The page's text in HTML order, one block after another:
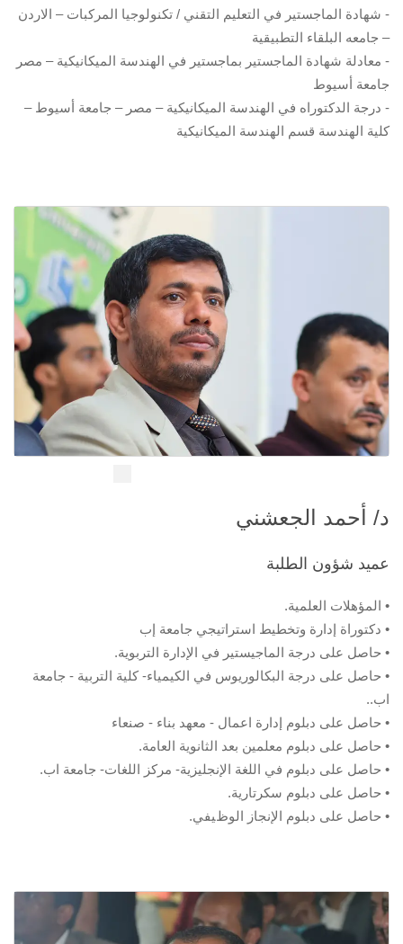
- شهادة الماجستير في التعليم التقني / تكنولوجيا المركبات – الاردن
– جامعه البلقاء التطبيقية
- معادلة شهادة الماجستير بماجستير في الهندسة الميكانيكية – مصر
جامعة أسيوط
- درجة الدكتوراه في الهندسة الميكانيكية – مصر – جامعة أسيوط –
كلية الهندسة قسم الهندسة الميكانيكية
د/ أحمد الجعشني
عميد شؤون الطلبة
• المؤهلات العلمية.
• دكتوراة إدارة وتخطيط استراتيجي جامعة إب
• ﺣﺎﺻﻞ ﻋﻠﻰ درﺟﺔ اﻟﻤﺎﺟﯿﺴﺘﯿﺮ ﻓﻲ اﻹدارة اﻟﺘﺮﺑﻮﯾﺔ.
• ﺣﺎﺻﻞ ﻋﻠﻰ درﺟﺔ اﻟﺒﻜﺎﻟﻮرﯾﻮس ﻓﻲ اﻟﻜﯿﻤﯿﺎء- ﻛﻠﯿﺔ اﻟﺘﺮﺑﯿﺔ - ﺟﺎﻣﻌﺔ
اب..
• ﺣﺎﺻﻞ ﻋﻠﻰ دﺑﻠﻮم إدارة اعمال - ﻣﻌﮭﺪ ﺑﻨﺎء - ﺻﻨﻌﺎء
• ﺣﺎﺻﻞ ﻋﻠﻰ دﺑﻠﻮم ﻣﻌﻠﻤﯿﻦ ﺑﻌﺪ اﻟﺜﺎﻧﻮﯾﺔ اﻟﻌﺎﻣﺔ.
• ﺣﺎﺻﻞ ﻋﻠﻰ دﺑﻠﻮم ﻓﻲ اﻟﻠﻐﺔ اﻹﻧﺠﻠﯿﺰﯾﺔ- ﻣﺮﻛﺰ اﻟﻠﻐﺎت- ﺟﺎﻣﻌﺔ اب.
• ﺣﺎﺻﻞ ﻋﻠﻰ دﺑﻠﻮم ﺳﻜﺮﺗﺎرﯾﺔ.
• ﺣﺎﺻﻞ ﻋﻠﻰ دﺑﻠﻮم اﻹﻧﺠﺎز اﻟﻮظﯿﻔﻲ.